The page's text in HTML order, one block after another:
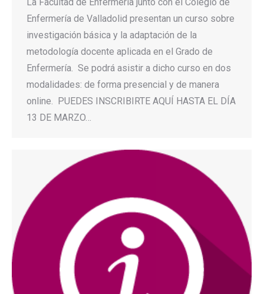
Enfermería de Valladolid presentan un curso sobre
investigación básica y la adaptación de la
metodología docente aplicada en el Grado de
Enfermería. Se podrá asistir a dicho curso en dos
modalidades: de forma presencial y de manera
online. PUEDES INSCRIBIRTE AQUÍ HASTA EL DÍA
13 DE MARZO…